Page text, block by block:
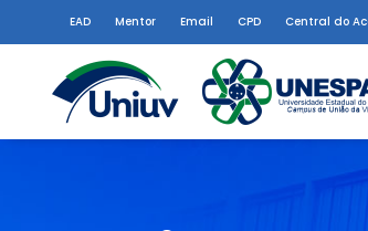
EAD Mentor Email CPD Central do